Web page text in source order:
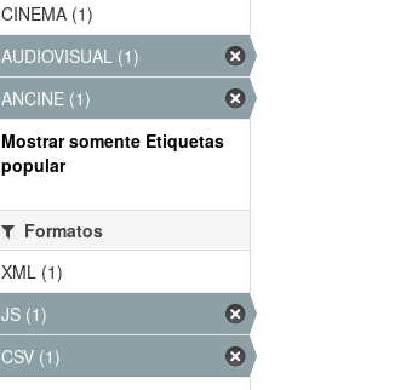
CINEMA (1)
AUDIOVISUAL (1)
ANCINE (1)
Mostrar somente Etiquetas
popular
Formatos
XML (1)
JS (1)
CSV (1)